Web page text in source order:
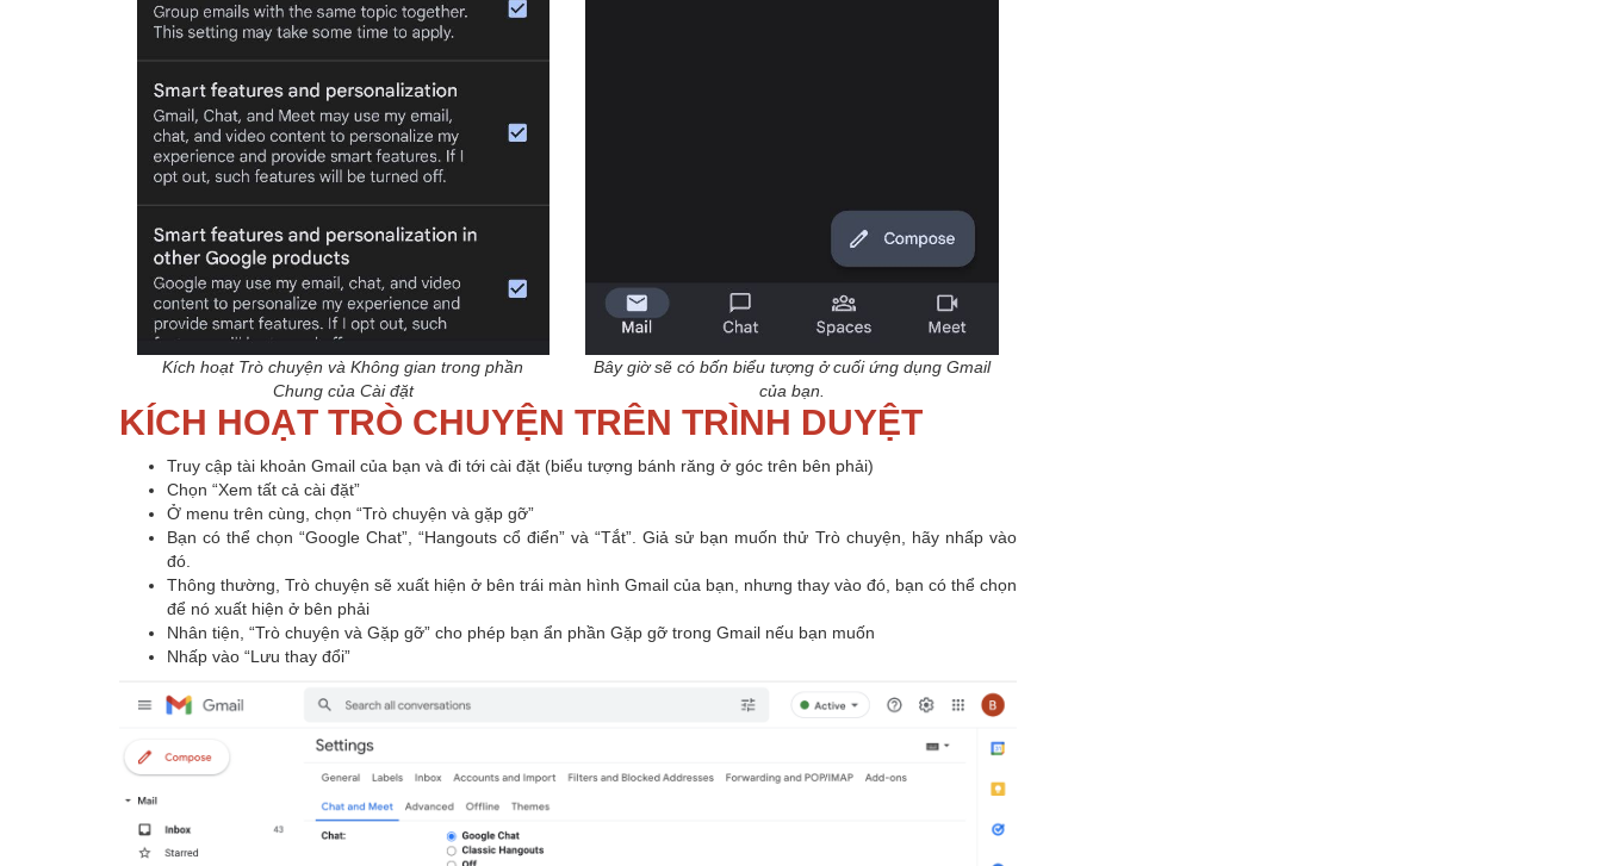
Kích hoạt Trò chuyện và Không gian trong phần
Chung của Cài đặt
Bây giờ sẽ có bốn biểu tượng ở cuối ứng dụng Gmail
của bạn.
KÍCH HOẠT TRÒ CHUYỆN TRÊN TRÌNH DUYỆT
Truy cập tài khoản Gmail của bạn và đi tới cài đặt (biểu tượng bánh răng ở góc trên bên phải)
Chọn “Xem tất cả cài đặt”
Ở menu trên cùng, chọn “Trò chuyện và gặp gỡ”
Bạn có thể chọn “Google Chat”, “Hangouts cổ điển” và “Tắt”. Giả sử bạn muốn thử Trò chuyện, hãy nhấp vào
đó.
Thông thường, Trò chuyện sẽ xuất hiện ở bên trái màn hình Gmail của bạn, nhưng thay vào đó, bạn có thể chọn
để nó xuất hiện ở bên phải
Nhân tiện, “Trò chuyện và Gặp gỡ” cho phép bạn ẩn phần Gặp gỡ trong Gmail nếu bạn muốn
Nhấp vào “Lưu thay đổi”